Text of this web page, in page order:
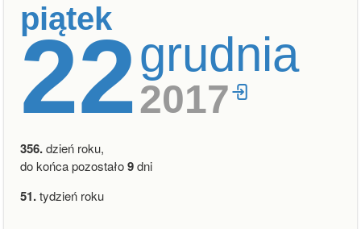
piątek
22grudnia
2017
356.dzień roku,
do końca pozostało9dni
51.tydzień roku